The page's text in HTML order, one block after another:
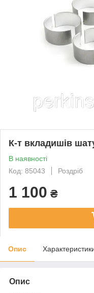
К-т вкладишів
В наявності
Код: 85043
Роздріб
1 100 ₴
Опис
Опис